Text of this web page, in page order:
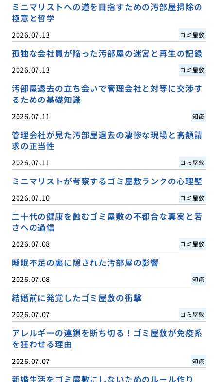
ミニマリストへの道を目指すための汚部屋掃除の
極意と哲学
2026.07.13 ゴミ屋敷
孤独な会社員が陥った汚部屋の迷宮と再生の記録
2026.07.13 ゴミ屋敷
汚部屋退去の立ち会いで管理会社と対等に交渉す
るための基礎知識
2026.07.11 知識
管理会社が見た汚部屋退去の凄惨な現場と高額請
求の正当性
2026.07.11 ゴミ屋敷
ミニマリストが考察するゴミ屋敷ランクの心理壁
2026.07.10 ゴミ屋敷
二十代の健康を蝕むゴミ屋敷の不都合な真実と若
さへの過信
2026.07.08 ゴミ屋敷
睡眠不足の裏に隠された汚部屋の影響
2026.07.08 知識
結婚前に発覚したゴミ屋敷の衝撃
2026.07.07 ゴミ屋敷
アレルギーの連鎖を断ち切る！ゴミ屋敷が免疫系
を狂わせる理由
2026.07.07 知識
新婚生活をゴミ屋敷にしないためのルール作り